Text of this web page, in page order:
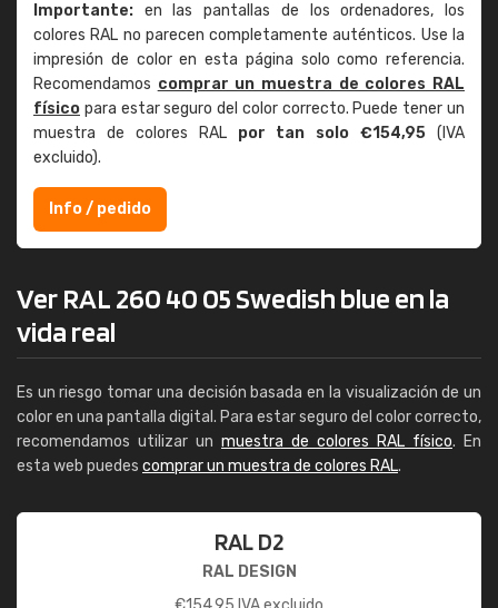
Importante: en las pantallas de los ordenadores, los
colores RAL no parecen completamente auténticos. Use la
impresión de color en esta página solo como referencia.
Recomendamos comprar un muestra de colores RAL
físico para estar seguro del color correcto. Puede tener un
muestra de colores RAL por tan solo €154,95 (IVA
excluido).
Info / pedido
Ver RAL 260 40 05 Swedish blue en la
vida real
Es un riesgo tomar una decisión basada en la visualización de un
color en una pantalla digital. Para estar seguro del color correcto,
recomendamos utilizar un muestra de colores RAL físico. En
esta web puedes comprar un muestra de colores RAL.
RAL D2
RAL DESIGN